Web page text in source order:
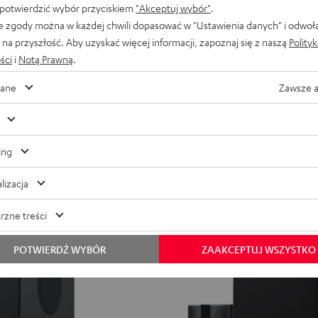
pomieszczeń
ULTIMA
25
ACTIVE
Edition
ULTIMA
25
ACTIVE
Edition
ULTIMA 25 ACTIVE Club
Dodatkowo z subwooferem do
2 999,00złNajniższa cena z 30 dni
wybór przyciskiem "Akceptuj wybór"
zgody można w każdej chwili dopasować w "Ustawienia danych" i
przyszłość. Aby uzyskać więcej informacji, zapoznaj się z naszą
i Notą Prawną
Zawsze
treści
ZAAKCEPTUJ WSZYSTKO
POTWIERDŹ WYBÓR